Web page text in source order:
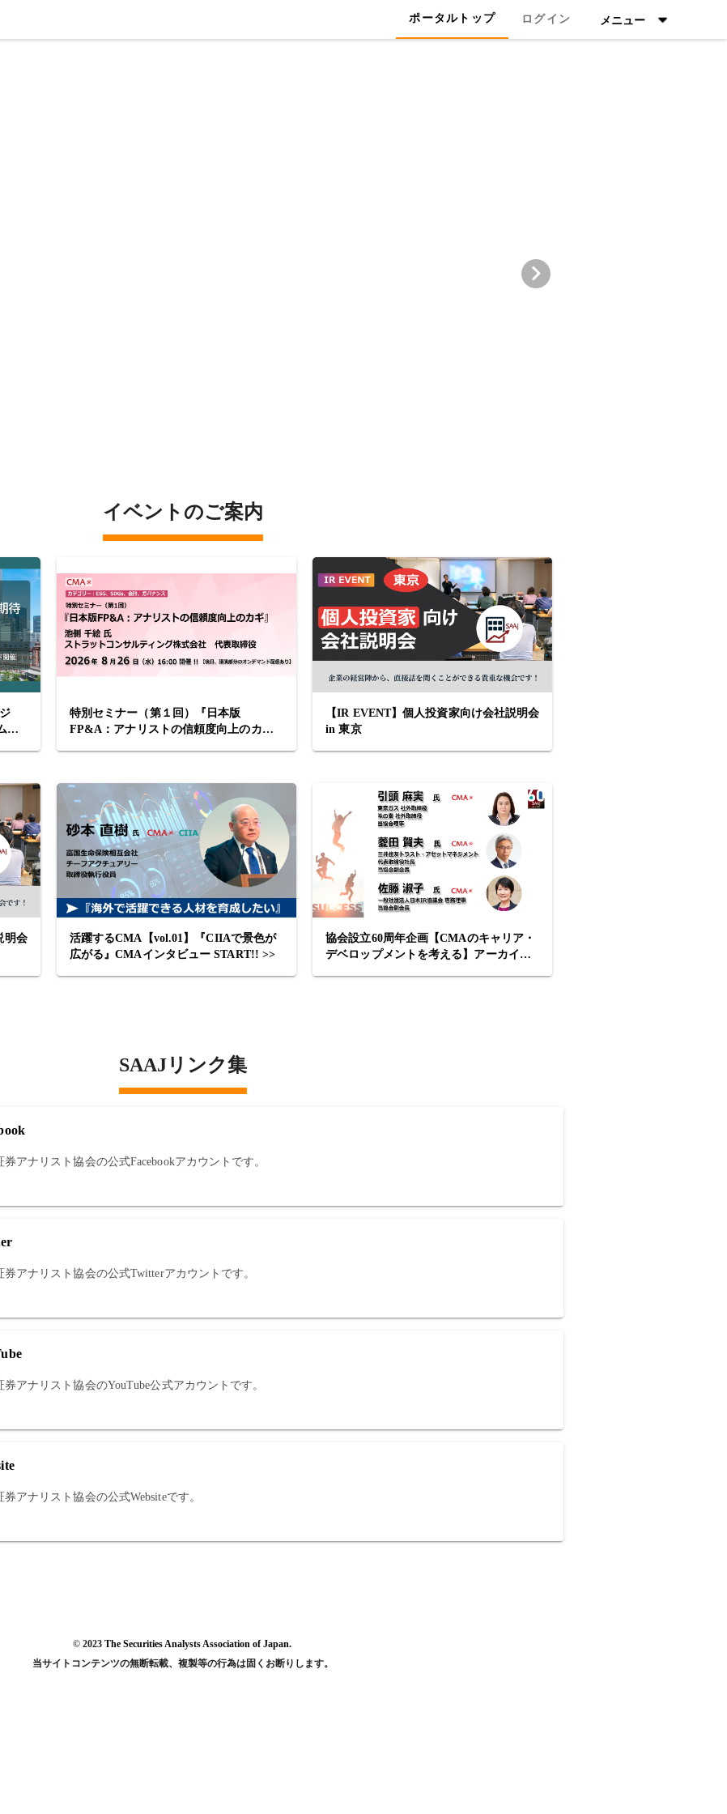
ポータルトップ ログイン メニュー
イベントのご案内
】
特別セミナー（第１回）『日本版
FP&A：アナリストの信頼度向上のカ
【IR EVENT】個人投資家向け会社説明会
in 東京
明会
活躍するCMA【vol.01】『CIIAで景色が
広がる』CMAインタビュー START!! >>
協会設立60周年企画【CMAのキャリア・
デベロップメントを考える】アーカイブ
SAAJリンク集
券アナリスト協会の公式Facebookアカウントです。
券アナリスト協会の公式Twitterアカウントです。
券アナリスト協会のYouTube公式アカウントです。
券アナリスト協会の公式Websiteです。
© 2023The Securities Analysts Association of Japan.
当サイトコンテンツの無断転載、複製等の行為は固くお断りします。